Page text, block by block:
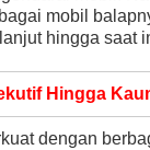
mobil
hingga saat
Hingga
dengan